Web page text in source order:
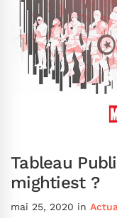
Tableau
mightiest ?
mai 25, 2020 in